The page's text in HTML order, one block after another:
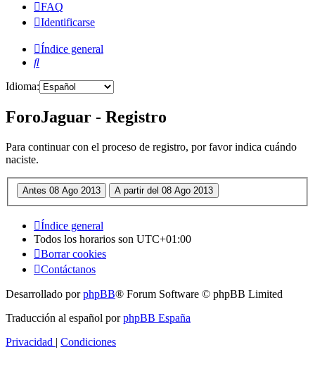
FAQ
Identificarse
Índice general
Buscar
Idioma:
ForoJaguar - Registro
Para continuar con el proceso de registro, por favor indica cuándo
naciste.
Índice general
Todos los horarios son UTC+01:00
Borrar cookies
Contáctanos
Desarrollado porphpBB® Forum Software © phpBB Limited
Traducción al español porphpBB España
Privacidad | Condiciones